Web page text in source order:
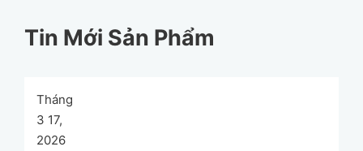
Tin Mới Sản Phẩm
Tháng
3 17,
2026